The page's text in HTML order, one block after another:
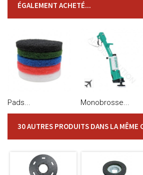
ÉGALEMENT ACHETÉ...
Pads... Monobrosse...
30 AUTRES PRODUITS DANS LA MÊME